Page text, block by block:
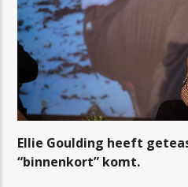
Ellie Goulding heeft
“binnenkort” komt.